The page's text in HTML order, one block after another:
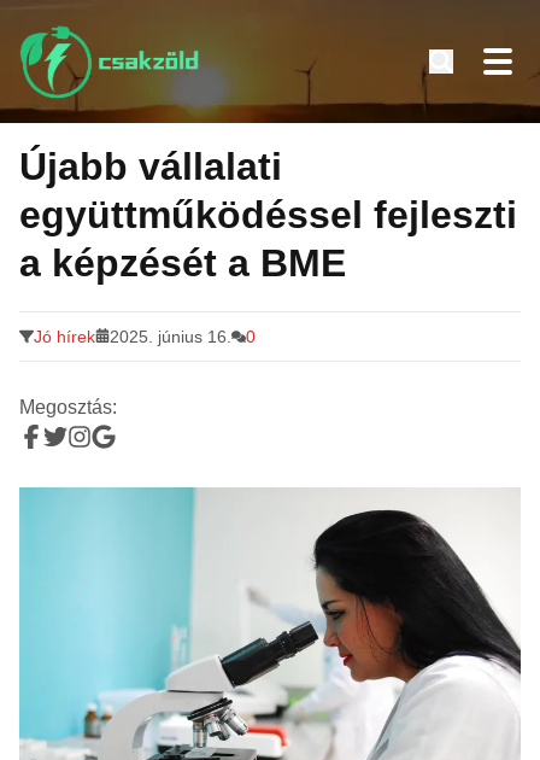
Tovább
tartalomra
Újabb vállalati
együttműködéssel fejleszti
a képzését a BME
Jó hírek 2025. június 16. 0
Megosztás: